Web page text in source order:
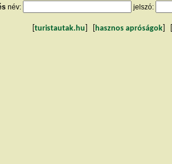
név: jelszó:
turistautak.hu hasznos apróságok